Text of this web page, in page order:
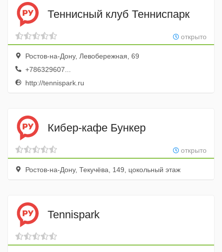
Теннисный клуб Тенниспарк
открыто
Ростов-на-Дону, Левобережная, 69
+786329607...
http://tennispark.ru
Кибер-кафе Бункер
открыто
Ростов-на-Дону, Текучёва, 149, цокольный этаж
Tennisрark